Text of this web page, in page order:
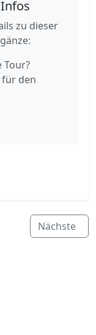
zu dieser
Tour?
den
Nächste